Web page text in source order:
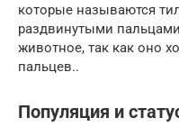
которые называются
раздвинутыми
животное, так как оно
пальцев..
Популяция и